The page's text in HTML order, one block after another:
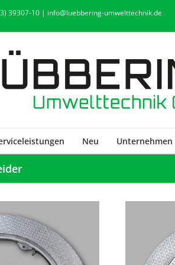
39307-10 | info@luebbering-umwelttechnik.de
Neu Unternehmen